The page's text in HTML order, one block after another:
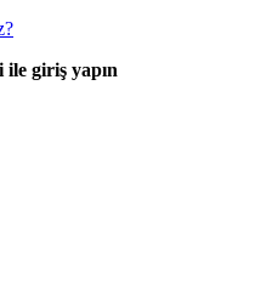
giriş yapın